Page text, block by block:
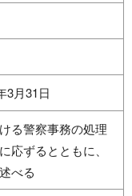
3月31日
る警察事務の処理
応ずるとともに、
べる